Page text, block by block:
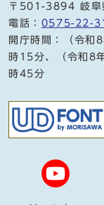
〒501-3894 岐阜
電話： 0575-22-
開庁時間：（令
時15分、（令和8
時45分